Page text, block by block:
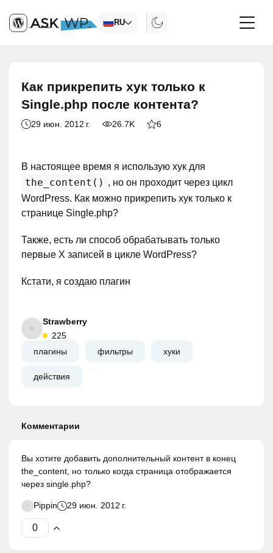
RU
Как прикрепить хук только к
Single.php после контента?
29 июн. 2012 г. 26.7K 6
В настоящее время я использую хук для
the_content() , но он проходит через цикл
WordPress. Как можно прикрепить хук только к
странице Single.php?
Также, есть ли способ обрабатывать только
первые X записей в цикле WordPress?
Кстати, я создаю плагин
Strawberry
225
плагины
фильтры хуки
действия
Комментарии
Вы хотите добавить дополнительный контент в конец
the_content, но только когда страница отображается
через single.php?
Pippin 29 июн. 2012 г.